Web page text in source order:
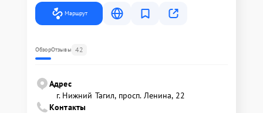
Маршрут
ОбзорОтзывы 42
Адрес
г. Нижний Тагил, просп. Ленина, 22
Контакты